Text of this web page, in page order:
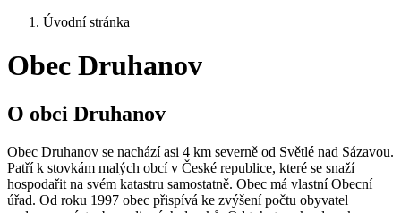
Úvodní stránka
Obec Druhanov
O obci Druhanov
Obec Druhanov se nachází asi 4 km severně od Světlé nad Sázavou.
Patří k stovkám malých obcí v České republice, které se snaží
hospodařit na svém katastru samostatně. Obec má vlastní Obecní
úřad. Od roku 1997 obec přispívá ke zvýšení počtu obyvatel